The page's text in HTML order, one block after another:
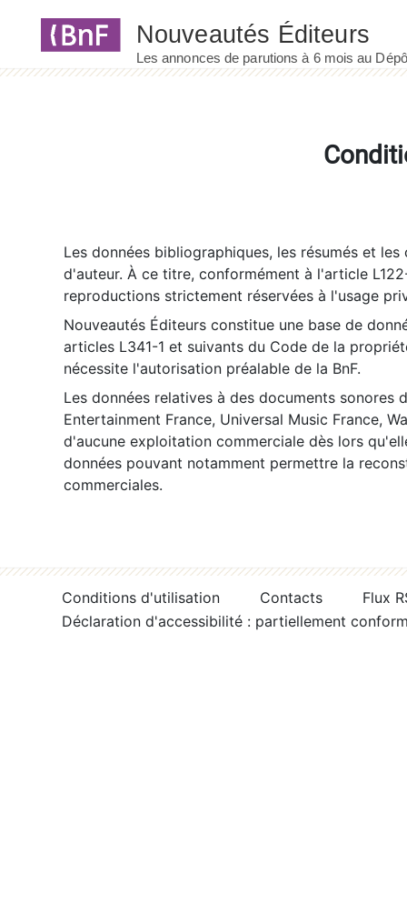
Les données bibliographiques, les résumés et
d'auteur. À ce titre, conformément à l'article
reproductions strictement réservées à l'usage
Nouveautés Éditeurs constitue une base de
articles L341-1 et suivants du Code de la
nécessite l'autorisation préalable de la BnF.
Les données relatives à des documents sonores
Entertainment France, Universal Music France,
d'aucune exploitation commerciale dès lors
données pouvant notamment permettre la
commerciales.
Conditions d'utilisation Contacts
Flux
Déclaration d'accessibilité : partiellement